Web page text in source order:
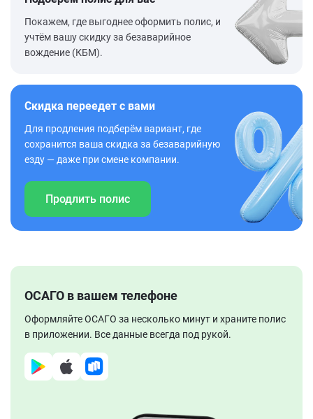
Покажем, где выгоднее оформить полис, и
учтём вашу скидку за безаварийное
вождение (КБМ).
Скидка переедет с вами
Для продления подберём вариант, где
сохранится ваша скидка за безаварийную
езду — даже при смене компании.
Продлить полис
ОСАГО в вашем телефоне
Оформляйте ОСАГО за несколько минут и храните полис
в приложении. Все данные всегда под рукой.